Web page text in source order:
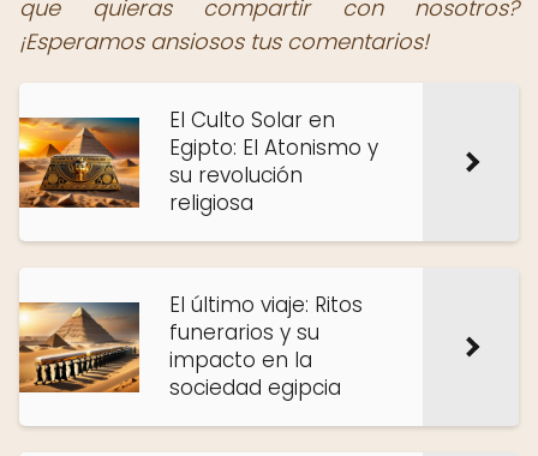
que quieras compartir con nosotros?
¡Esperamos ansiosos tus comentarios!
El Culto Solar en
Egipto: El Atonismo y
su revolución
religiosa
El último viaje: Ritos
funerarios y su
impacto en la
sociedad egipcia